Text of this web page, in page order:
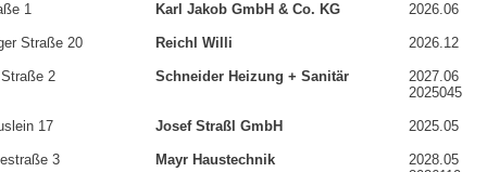
1 Karl Jakob GmbH & Co. KG 2026.06
Straße 20 Reichl Willi 2026.12
2 Schneider Heizung + Sanitär
2027.06
2025045
17 Josef Straßl GmbH 2025.05
3 Mayr Haustechnik
2028.05